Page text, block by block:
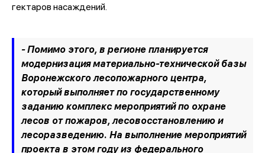
гектаров насаждений.
- Помимо этого, в регионе планируется
модернизация материально-технической базы
Воронежского лесопожарного центра,
который выполняет по государственному
заданию комплекс мероприятий по охране
лесов от пожаров, лесовосстановлению и
лесоразведению. На выполнение мероприятий
проекта в этом году из федерального